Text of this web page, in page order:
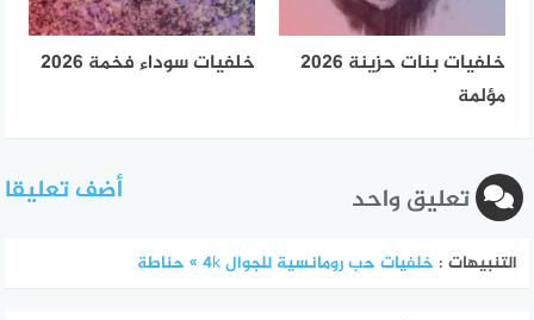
خلفيات بنات حزينة 2026
مؤلمة
خلفيات سوداء فخمة 2026
تعليق واحد أضف تعليقا
التنبيهات : خلفيات حب رومانسية للجوال 4k » حناطة